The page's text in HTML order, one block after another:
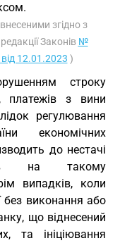
згідно з
Законів №
12.01.2023 )
строку
платежів з вини
регулювання
економічних
до нестачі
на такому
випадків, коли
без виконання або
що віднесений
та ініціювання